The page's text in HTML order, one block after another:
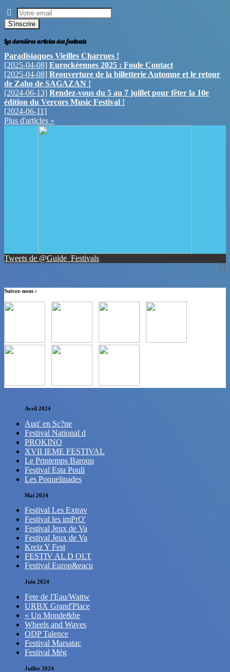
S'inscrire
Les dernières articles des festivals
Paradisiaques Vieilles Charrues !
[2025-04-08] Eurockéennes 2025 : Foule Contact
[2025-04-08] Reouverture de la billetterie Automne et le retour
de Zaho de SAGAZAN !
[2024-06-13] Rendez-vous du 5 au 7 juillet pour fêter la 10e
édition du Vercors Music Festival !
[2024-06-11]
Plus d'articles »
Tweets de @Guide_Festivals
Suivez-nous :
Avril 2024
Auq' en Sc?ne
Festival National d
PROKINO
XVII IEME FESTIVAL
Le Printemps Baroqu
Festival Esta Pouli
Les Poquelinades
Mai 2024
Festival Les Extrav
Festival les imPrO'
Festival Jeux de Va
Festival Jeux de Va
Kreiz Y Fest
FESTIV AL D OLT
Festival Europ&eacu
Juin 2024
Fete de l'Eau/Wattw
URBX Grand'Place
« Un Monde&he
Wheels and Waves
ODP Talence
Festival Marsatac
Festival Még
Juillet 2024